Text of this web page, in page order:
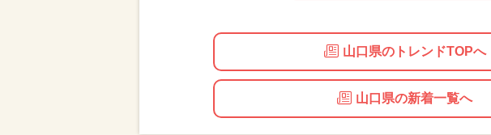
山口県のトレンドTOPへ
山口県の新着一覧へ